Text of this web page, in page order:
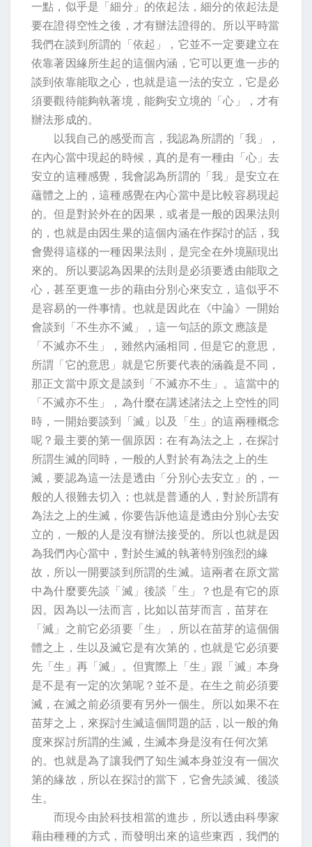
一點，似乎是「細分」的依起法，細分的依起法是
要在證得空性之後，才有辦法證得的。所以平時當
我們在談到所謂的「依起」，它並不一定要建立在
依靠著因緣所生起的這個內涵，它可以更進一步的
談到依靠能取之心，也就是這一法的安立，它是必
須要觀待能夠執著境，能夠安立境的「心」，才有
辦法形成的。
以我自己的感受而言，我認為所謂的「我」，
在內心當中現起的時候，真的是有一種由「心」去
安立的這種感覺，我會認為所謂的「我」是安立在
蘊體之上的，這種感覺在內心當中是比較容易現起
的。但是對於外在的因果，或者是一般的因果法則
的，也就是由因生果的這個內涵在作探討的話，我
會覺得這樣的一種因果法則，是完全在外境顯現出
來的。所以要認為因果的法則是必須要透由能取之
心，甚至更進一步的藉由分別心來安立，這似乎不
是容易的一件事情。也就是因此在《中論》一開始
會談到「不生亦不滅」，這一句話的原文應該是
「不滅亦不生」，雖然內涵相同，但是它的意思，
所謂「它的意思」就是它所要代表的涵義是不同，
那正文當中原文是談到「不滅亦不生」。這當中的
「不滅亦不生」，為什麼在講述諸法之上空性的同
時，一開始要談到「滅」以及「生」的這兩種概念
呢？最主要的第一個原因：在有為法之上，在探討
所謂生滅的同時，一般的人對於有為法之上的生
滅，要認為這一法是透由「分別心去安立」的，一
般的人很難去切入；也就是普通的人，對於所謂有
為法之上的生滅，你要告訴他這是透由分別心去安
立的，一般的人是沒有辦法接受的。所以也就是因
為我們內心當中，對於生滅的執著特別強烈的緣
故，所以一開要談到所謂的生滅。這兩者在原文當
中為什麼要先談「滅」後談「生」？也是有它的原
因。因為以一法而言，比如以苗芽而言，苗芽在
「滅」之前它必須要「生」，所以在苗芽的這個個
體之上，生以及滅它是有次第的，也就是它必須要
先「生」再「滅」。但實際上「生」跟「滅」本身
是不是有一定的次第呢？並不是。在生之前必須要
滅，在滅之前必須要有另外一個生。所以如果不在
苗芽之上，來探討生滅這個問題的話，以一般的角
度來探討所謂的生滅，生滅本身是沒有任何次第
的。也就是為了讓我們了知生滅本身並沒有一個次
第的緣故，所以在探討的當下，它會先談滅、後談
生。
而現今由於科技相當的進步，所以透由科學家
藉由種種的方式，而發明出來的這些東西，我們的